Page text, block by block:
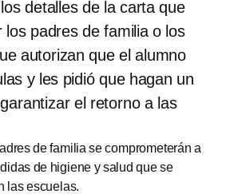
detalles de la carta que
los padres de familia o los
autorizan que el alumno
y les pidió que hagan un
el retorno a las
de familia se comprometerán a
de higiene y salud que se
las escuelas.